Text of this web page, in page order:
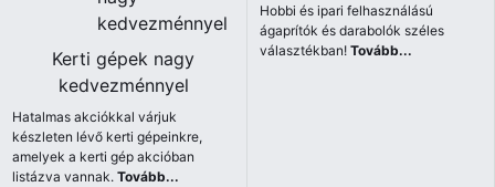
Kerti gépek nagy
kedvezménnyel
Hatalmas akciókkal várjuk
készleten lévő kerti gépeinkre,
amelyek a kerti gép akcióban
listázva vannak.Tovább...
Hobbi és ipari felhasználású
ágaprítók és darabolók széles
választékban!Tovább...